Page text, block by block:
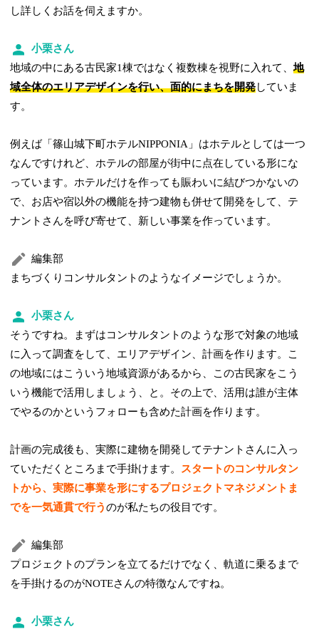
し詳しくお話を伺えますか。
小栗さん
地域の中にある古民家1棟ではなく複数棟を視野に入れて、地
域全体のエリアデザインを行い、面的にまちを開発していま
す。
例えば「篠山城下町ホテルNIPPONIA」はホテルとしては一つ
なんですけれど、ホテルの部屋が街中に点在している形にな
っています。ホテルだけを作っても賑わいに結びつかないの
で、お店や宿以外の機能を持つ建物も併せて開発をして、テ
ナントさんを呼び寄せて、新しい事業を作っています。
編集部
まちづくりコンサルタントのようなイメージでしょうか。
小栗さん
そうですね。まずはコンサルタントのような形で対象の地域
に入って調査をして、エリアデザイン、計画を作ります。こ
の地域にはこういう地域資源があるから、この古民家をこう
いう機能で活用しましょう、と。その上で、活用は誰が主体
でやるのかというフォローも含めた計画を作ります。
計画の完成後も、実際に建物を開発してテナントさんに入っ
ていただくところまで手掛けます。 スタートのコンサルタン
トから、実際に事業を形にするプロジェクトマネジメントま
でを一気通貫で行うのが私たちの役目です。
編集部
プロジェクトのプランを立てるだけでなく、軌道に乗るまで
を手掛けるのがNOTEさんの特徴なんですね。
小栗さん